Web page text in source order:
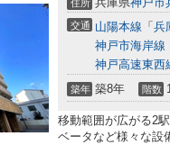
住所
交通 山陽本線 「 兵
神戸市海岸線
神戸高速東西
築年 築8年 階数
移動範囲が広がる2
ベータなど様々な設